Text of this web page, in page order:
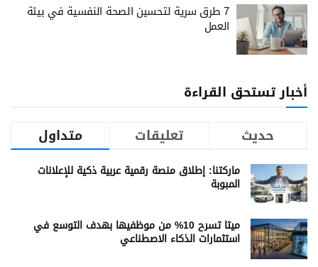
7 طرق سرية لتحسين الصحة النفسية في بيئة
العمل
أخبار تستحق القراءة
متداول
تعليقات حديث
ماركتنا: إطلاق منصة رقمية عربية ذكية للإعلانات
المبوبة
ميتا تسرح 10% من موظفيها بهدف التوسع في
استثمارات الذكاء الاصطناعي